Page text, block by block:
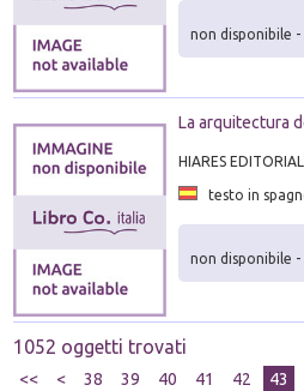
non disponibile
La arquitectura
HIARES
testo in
non disponibile
1052 oggetti trovati
<< < 38 39 40 41 42 43